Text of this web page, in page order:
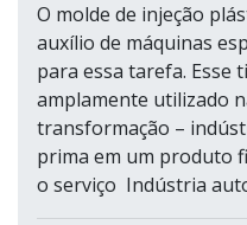
O molde de injeção
auxílio de máquinas
para essa tarefa. Esse
amplamente utilizado
transformação –
prima em um produto
o serviço Indústria